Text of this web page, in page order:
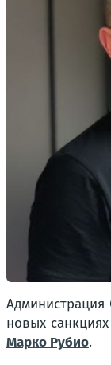
новых
Марко Рубио.